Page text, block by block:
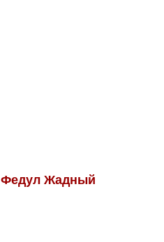
Федул Жадный